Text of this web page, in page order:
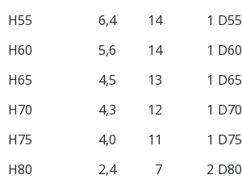
H55
6,4 14 1 D55
H60
5,6 14 1 D60
H65
4,5 13 1 D65
H70
4,3 12 1 D70
H75
4,0 11 1 D75
H80
2,4 7 2 D80